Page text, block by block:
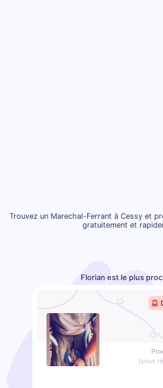
Trouvez un Marechal-Ferrant à Cessy et
gratuitement et
Florian est le plus
🚨
(sous